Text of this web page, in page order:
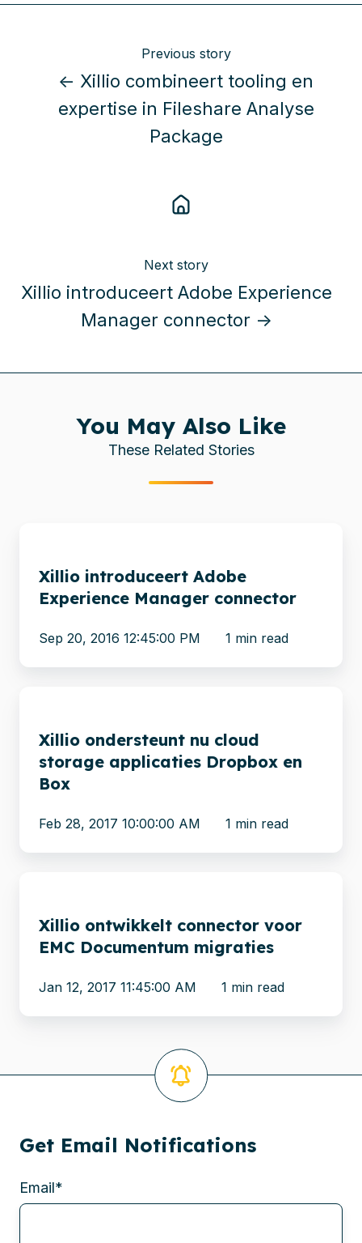
Previous story
← Xillio combineert tooling en
expertise in Fileshare Analyse
Package
Next story
Xillio introduceert Adobe Experience
Manager connector →
You May Also Like
These Related Stories
Adobe
Experience
connector
Xillio introduceert Adobe
Experience Manager connector
Sep 20, 2016 12:45:00 PM 1 min read
cloud
storage
Dropbox
en
Xillio ondersteunt nu cloud
storage applicaties Dropbox en
Box
Feb 28, 2017 10:00:00 AM 1 min read
connector
voor
Documentum
migraties
Xillio ontwikkelt connector voor
EMC Documentum migraties
Jan 12, 2017 11:45:00 AM 1 min read
Get Email Notifications
Email*